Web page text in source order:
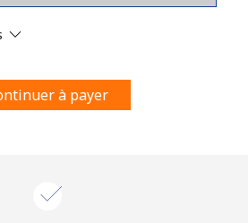
à payer